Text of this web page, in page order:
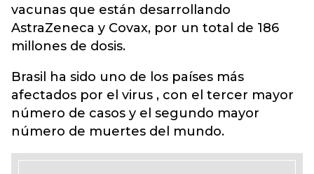
vacunas que están desarrollando
AstraZeneca y Covax, por un total de 186
millones de dosis.
Brasil ha sido uno de los países más
afectados por el virus , con el tercer mayor
número de casos y el segundo mayor
número de muertes del mundo.